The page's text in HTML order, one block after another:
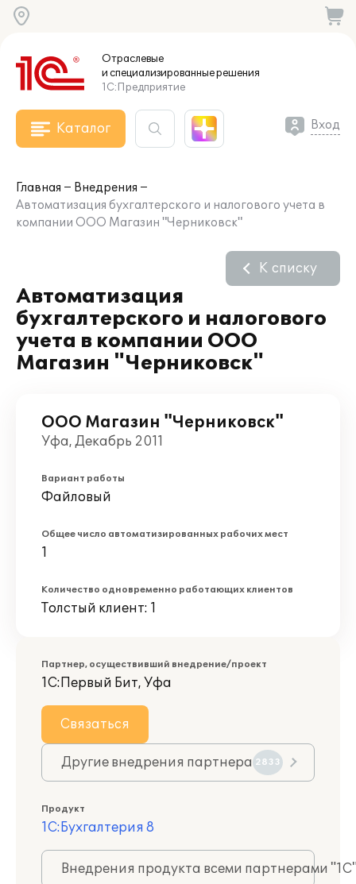
Отраслевые
и специализированныерешения
1С:Предприятие
Каталог Вход
Главная
Внедрения
Автоматизация бухгалтерского и налогового учета в
компании ООО Магазин "Черниковск"
Автоматизация
бухгалтерского и налогового
учета в компании ООО
Магазин "Черниковск"
К списку
ООО Магазин "Черниковск"
Уфа, Декабрь 2011
Вариант работы
Файловый
Общее число автоматизированных рабочих мест
1
Количество одновременно работающих клиентов
Толстый клиент: 1
Партнер, осуществивший внедрение/проект
1С:Первый Бит, Уфа
Связаться
Другие внедрения партнера 2833
Продукт
1С:Бухгалтерия 8
Внедрения продукта всеми партнерами